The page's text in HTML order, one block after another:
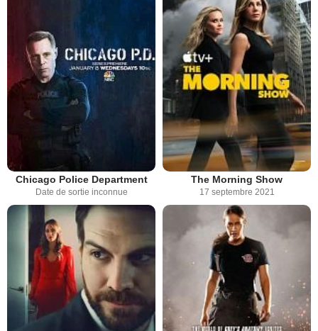
Chicago Police Department
Date de sortie inconnue
The Morning Show
17 septembre 2021